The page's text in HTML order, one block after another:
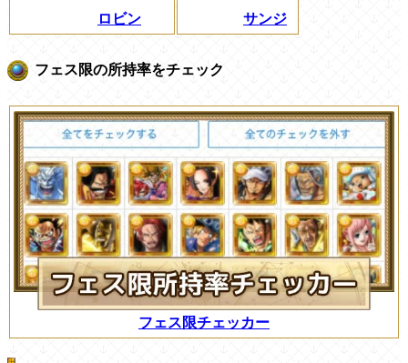
ロビン サンジ
フェス限の所持率をチェック
フェス限チェッカー